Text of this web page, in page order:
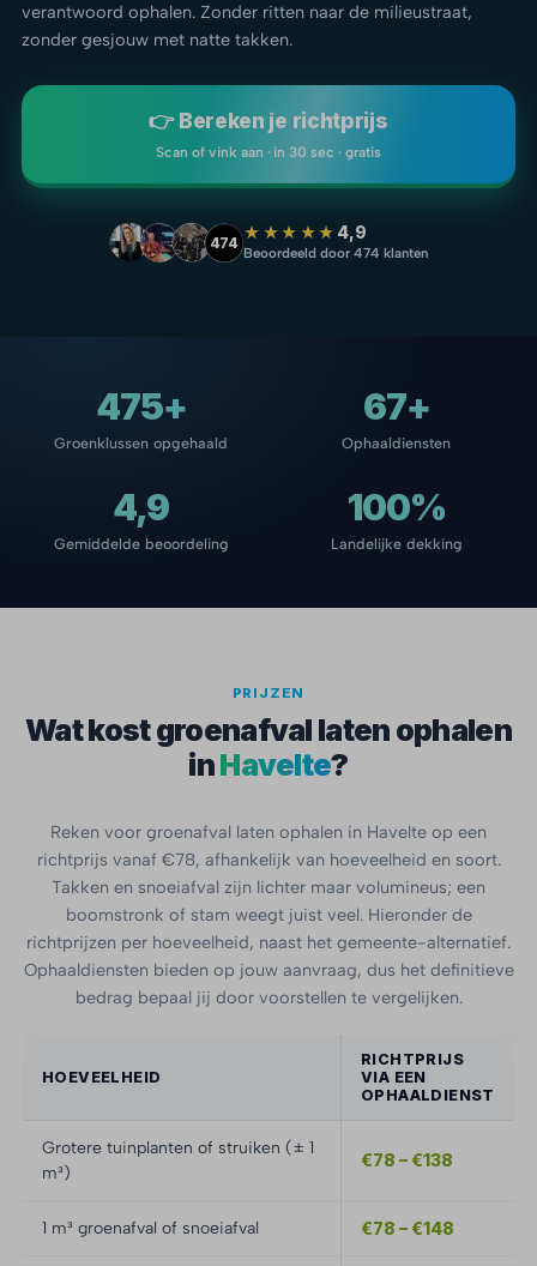
verantwoord ophalen. Zonder ritten naar de milieustraat,
zonder gesjouw met natte takken.
👉 Bereken je richtprijs
Scan of vink aan · in 30 sec · gratis
474 ★★★★★ 4,9
Beoordeeld door 474 klanten
475+
Groenklussen opgehaald
67+
Ophaaldiensten
4,9
Gemiddelde beoordeling
100%
Landelijke dekking
PRIJZEN
Wat kost groenafval laten ophalen
inHavelte?
Reken voor groenafval laten ophalen in Havelte op een
richtprijs vanaf €78, afhankelijk van hoeveelheid en soort.
Takken en snoeiafval zijn lichter maar volumineus; een
boomstronk of stam weegt juist veel. Hieronder de
richtprijzen per hoeveelheid, naast het gemeente-alternatief.
Ophaaldiensten bieden op jouw aanvraag, dus het definitieve
bedrag bepaal jij door voorstellen te vergelijken.
HOEVEELHEID
RICHTPRIJS
VIA EEN
OPHAALDIENST
Grotere tuinplanten of struiken (± 1
m³)
€78 – €138
1 m³ groenafval of snoeiafval €78 – €148